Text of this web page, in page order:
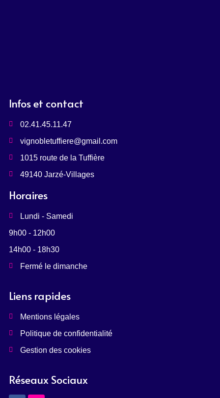
Infos et contact
02.41.45.11.47
vignobletuffiere@gmail.com
1015 route de la Tuffière
49140 Jarzé-Villages ​
Horaires
Lundi - Samedi
9h00 - 12h00
14h00 - 18h30
Fermé le dimanche
Liens rapides
Mentions légales
Politique de confidentialité
Gestion des cookies
Réseaux Sociaux